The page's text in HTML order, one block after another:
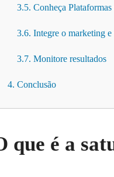
3.5. Conheça Plataformas
3.6. Integre o marketing e
3.7. Monitore resultados
4. Conclusão
que é a